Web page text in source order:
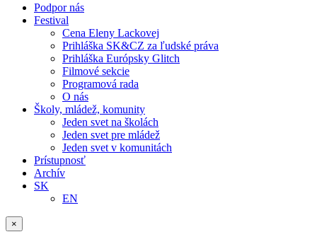
Podpor nás
Festival
Cena Eleny Lackovej
Prihláška SK&CZ za ľudské práva
Prihláška Európsky Glitch
Filmové sekcie
Programová rada
O nás
Školy, mládež, komunity
Jeden svet na školách
Jeden svet pre mládež
Jeden svet v komunitách
Prístupnosť
Archív
SK
EN
×